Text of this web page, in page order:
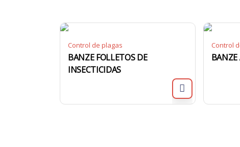
Control de plagas
BANZE FOLLETOS DE
INSECTICIDAS
Control
BANZE